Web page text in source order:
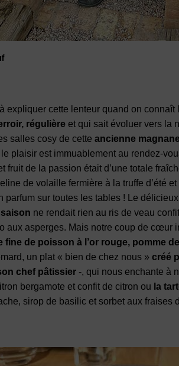
expliquer cette lenteur quand on connaît
régulière et qui sait évoluer vers la
salles cosy de cette ancienne
plaisir est immuablement au rendez-
fruit de la passion était d’une totale
de volaille fermière à la truffe d’été
parfum sur toutes les tables ! Le délicieux
ne rendait rien au ris de veau
aux asperges. Mais notre coup de cœur
fine de poisson à l’or rouge, pomme
un plat « bien de chez nous » créé
chef pâtissier -, qui nous enchante à
bergamote et confit de citron ou la
sirop de basilic et sorbet aux fraises